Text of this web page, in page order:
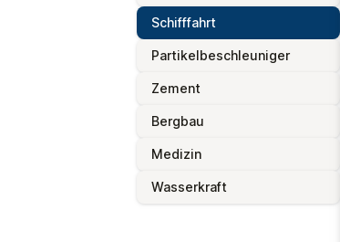
Schifffahrt
Partikelbeschleuniger
Zement
Bergbau
Medizin
Wasserkraft